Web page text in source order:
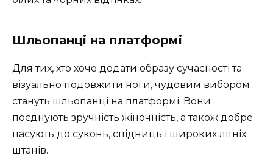
Шльопанці на платформі
Для тих, хто хоче додати образу сучасності та
візуально подовжити ноги, чудовим вибором
стануть шльопанці на платформі. Вони
поєднують зручність жіночність, а також добре
пасують до суконь, спідниць і широких літніх
штанів.